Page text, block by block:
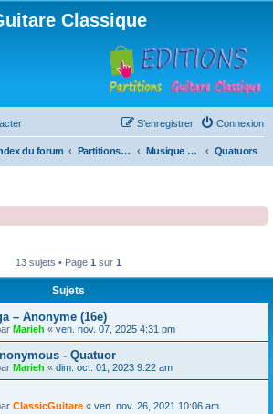
Classique
Connexion
S’enregistrer
du forum Partitions pour guitare en libre téléchargement Musique d'ensemble Quatuors
13 sujets • Page 1 sur 1
Sujets
– Anonyme (16e)
Marieh « ven. nov. 07, 2025 4:31 pm
- Quatuor
Marieh « dim. oct. 01, 2023 9:22 am
ClassicGuitare « ven. nov. 26, 2021 10:06 am